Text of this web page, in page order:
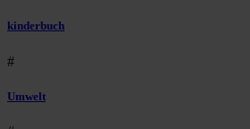
kinderbuch
#
Umwelt